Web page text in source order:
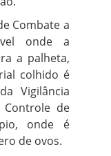
Combate a
onde a
a palheta,
colhido é
Vigilância
de
onde é
de ovos.